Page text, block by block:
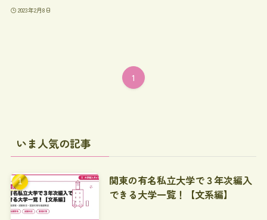
2023年2月8日
1
いま人気の記事
関東の有名私立大学で３年次編入
できる大学一覧！【文系編】